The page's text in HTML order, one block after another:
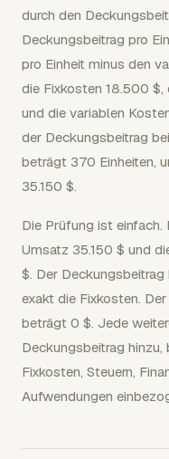
durch den
Deckungsbeitrag pro
pro Einheit minus den
die Fixkosten 18.500 $,
und die variablen
der Deckungsbeitrag
beträgt 370 Einheiten,
35.150 $.
Die Prüfung ist
Umsatz 35.150 $ und
$. Der
exakt die Fixkosten.
beträgt 0 $. Jede
Deckungsbeitrag
Fixkosten, Steuern,
Aufwendungen